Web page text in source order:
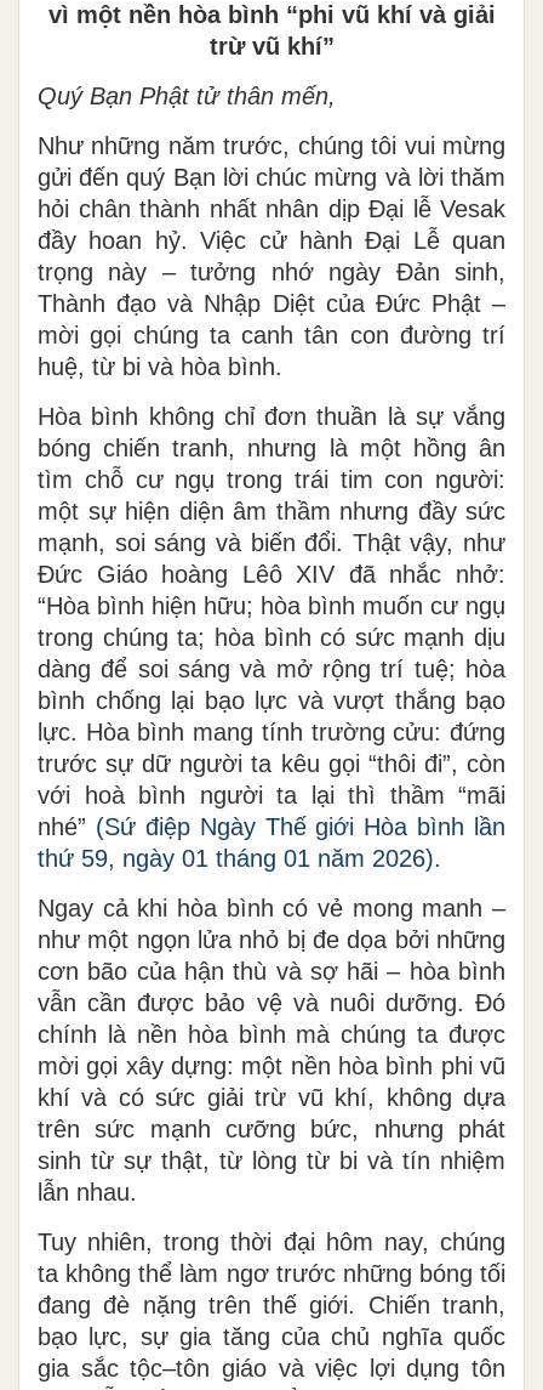
vì một nền hòa bình “phi vũ khí và giải
trừ vũ khí”
Quý Bạn Phật tử thân mến,
Như những năm trước, chúng tôi vui mừng
gửi đến quý Bạn lời chúc mừng và lời thăm
hỏi chân thành nhất nhân dịp Đại lễ Vesak
đầy hoan hỷ. Việc cử hành Đại Lễ quan
trọng này – tưởng nhớ ngày Đản sinh,
Thành đạo và Nhập Diệt của Đức Phật –
mời gọi chúng ta canh tân con đường trí
huệ, từ bi và hòa bình.
Hòa bình không chỉ đơn thuần là sự vắng
bóng chiến tranh, nhưng là một hồng ân
tìm chỗ cư ngụ trong trái tim con người:
một sự hiện diện âm thầm nhưng đầy sức
mạnh, soi sáng và biến đổi. Thật vậy, như
Đức Giáo hoàng Lêô XIV đã nhắc nhở:
“Hòa bình hiện hữu; hòa bình muốn cư ngụ
trong chúng ta; hòa bình có sức mạnh dịu
dàng để soi sáng và mở rộng trí tuệ; hòa
bình chống lại bạo lực và vượt thắng bạo
lực. Hòa bình mang tính trường cửu: đứng
trước sự dữ người ta kêu gọi “thôi đi”, còn
với hoà bình người ta lại thì thầm “mãi
nhé” (Sứ điệp Ngày Thế giới Hòa bình lần
thứ 59, ngày 01 tháng 01 năm 2026).
Ngay cả khi hòa bình có vẻ mong manh –
như một ngọn lửa nhỏ bị đe dọa bởi những
cơn bão của hận thù và sợ hãi – hòa bình
vẫn cần được bảo vệ và nuôi dưỡng. Đó
chính là nền hòa bình mà chúng ta được
mời gọi xây dựng: một nền hòa bình phi vũ
khí và có sức giải trừ vũ khí, không dựa
trên sức mạnh cưỡng bức, nhưng phát
sinh từ sự thật, từ lòng từ bi và tín nhiệm
lẫn nhau.
Tuy nhiên, trong thời đại hôm nay, chúng
ta không thể làm ngơ trước những bóng tối
đang đè nặng trên thế giới. Chiến tranh,
bạo lực, sự gia tăng của chủ nghĩa quốc
gia sắc tộc–tôn giáo và việc lợi dụng tôn